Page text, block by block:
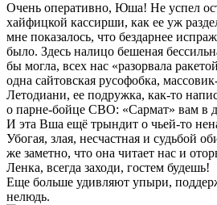
Очень оперативно, Юша! Не успел
хайфицкой кассирши, как ее уж
мне показалось, что бездарнее
было. Здесь налицо бешеная
бы могла, всех нас «разорвала
одна сайтовская русофобка,
Летодиани, ее подружка, как-то
о парне-бойце СВО: «Сармат» вам в
И эта Вша ещё трындит о чьей-то
Убогая, злая, несчастная и судьбой
же заметно, что она читает нас и
Ленка, всегда заходи, гостем будешь!
Еще больше удивляют упыри,
нелюдь.